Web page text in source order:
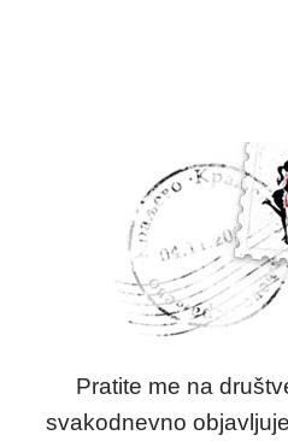
Pratite me na
svakodnevno